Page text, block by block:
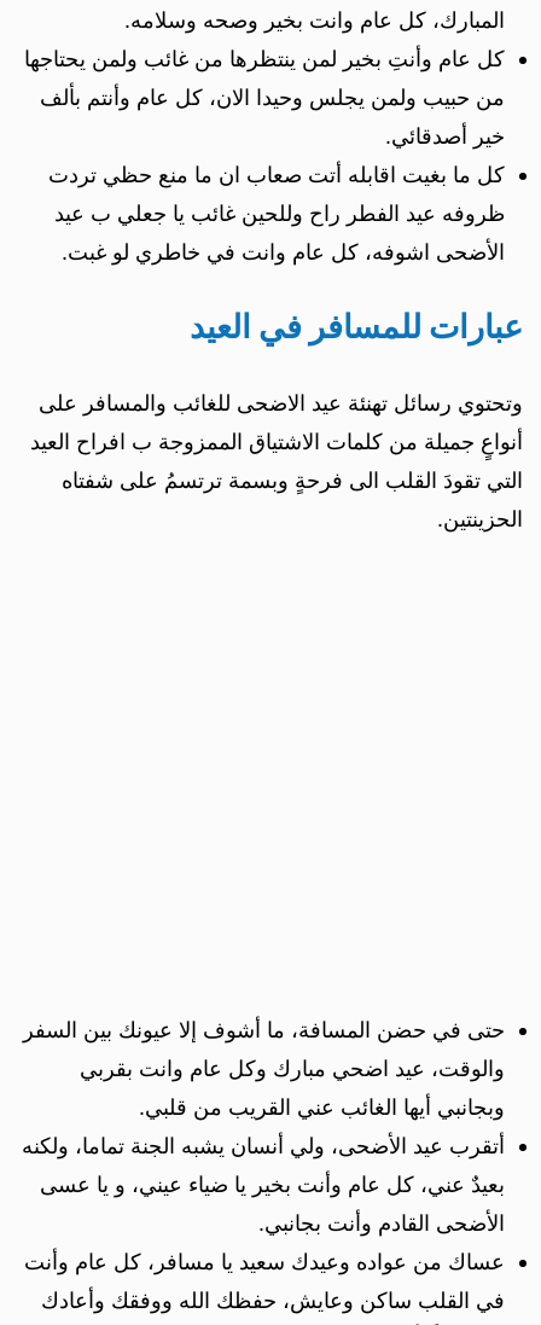
المبارك، كل عام وانت بخير وصحه وسلامه.
كل عام وأنتِ بخير لمن ينتظرها من غائب ولمن يحتاجها
من حبيب ولمن يجلس وحيدا الان، كل عام وأنتم بألف
خير أصدقائي.
كل ما بغيت اقابله أتت صعاب ان ما منع حظي تردت
ظروفه عيد الفطر راح وللحين غائب يا جعلي ب عيد
الأضحى اشوفه، كل عام وانت في خاطري لو غبت.
عبارات للمسافر في العيد
وتحتوي رسائل تهنئة عيد الاضحى للغائب والمسافر على
أنواعٍ جميلة من كلمات الاشتياق الممزوجة ب افراح العيد
التي تقودَ القلب الى فرحةٍ وبسمة ترتسمُ على شفتاه
الحزينتين.
حتى في حضن المسافة، ما أشوف إلا عيونك بين السفر
والوقت، عيد اضحي مبارك وكل عام وانت بقربي
وبجانبي أيها الغائب عني القريب من قلبي.
أتقرب عيد الأضحى، ولي أنسان يشبه الجنة تماما، ولكنه
بعيدٌ عني، كل عام وأنت بخير يا ضياء عيني، و يا عسى
الأضحى القادم وأنت بجانبي.
عساك من عواده وعيدك سعيد يا مسافر، كل عام وأنت
في القلب ساكن وعايش، حفظك الله ووفقك وأعادك